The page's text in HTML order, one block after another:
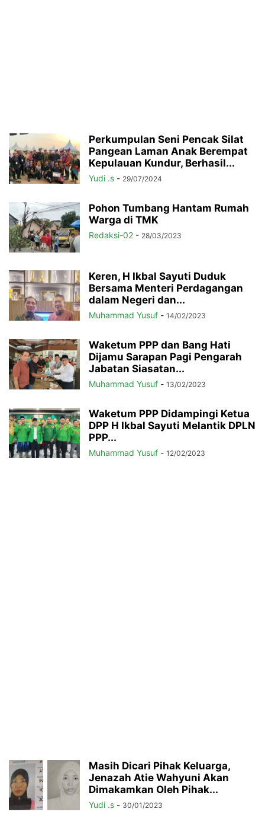
Perkumpulan Seni Pencak Silat
Pangean Laman Anak Berempat
Kepulauan Kundur, Berhasil...
Yudi .s - 29/07/2024
Pohon Tumbang Hantam Rumah
Warga di TMK
Redaksi-02 - 28/03/2023
Keren, H Ikbal Sayuti Duduk
Bersama Menteri Perdagangan
dalam Negeri dan...
Muhammad Yusuf - 14/02/2023
Waketum PPP dan Bang Hati
Dijamu Sarapan Pagi Pengarah
Jabatan Siasatan...
Muhammad Yusuf - 13/02/2023
Waketum PPP Didampingi Ketua
DPP H Ikbal Sayuti Melantik DPLN
PPP...
Muhammad Yusuf - 12/02/2023
Masih Dicari Pihak Keluarga,
Jenazah Atie Wahyuni Akan
Dimakamkan Oleh Pihak...
Yudi .s - 30/01/2023